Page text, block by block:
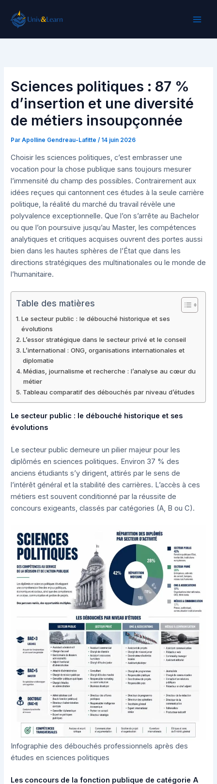
contenu
Sciences politiques : 87 %
d’insertion et une diversité
de métiers insoupçonnée
ParApolline Gendreau-Lafitte/ 14 juin 2026
Choisir les sciences politiques, c’est embrasser une
vocation pour la chose publique sans toujours mesurer
l’immensité du champ des possibles. Contrairement aux
idées reçues qui cantonnent ces études à la seule carrière
politique, la réalité du marché du travail révèle une
polyvalence exceptionnelle. Que l’on s’arrête au Bachelor
ou que l’on poursuive jusqu’au Master, les compétences
analytiques et critiques acquises ouvrent des portes aussi
bien dans les hautes sphères de l’État que dans les
directions stratégiques des multinationales ou le monde de
l’humanitaire.
Table des matières
Le secteur public : le débouché historique et ses
évolutions
L’essor stratégique dans le secteur privé et le conseil
L’international : ONG, organisations internationales et
diplomatie
Médias, journalisme et recherche : l’analyse au cœur du
métier
Tableau comparatif des débouchés par niveau d’études
Le secteur public : le débouché historique et ses
évolutions
Le secteur public demeure un pilier majeur pour les
diplômés en sciences politiques. Environ 37 % des
anciens étudiants s’y dirigent, attirés par le sens de
l’intérêt général et la stabilité des carrières. L’accès à ces
métiers est souvent conditionné par la réussite de
concours exigeants, classés par catégories (A, B ou C).
Infographie des débouchés professionnels après des
études en sciences politiques
Les concours de la fonction publique de catégorie A